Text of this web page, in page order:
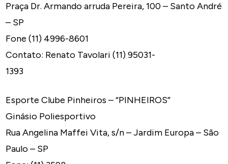
Praça Dr. Armando arruda Pereira, 100 – Santo André
– SP
Fone (11) 4996-8601
Contato: Renato Tavolari (11) 95031-
1393
Esporte Clube Pinheiros – “PINHEIROS”
Ginásio Poliesportivo
Rua Angelina Maffei Vita, s/n – Jardim Europa – São
Paulo – SP